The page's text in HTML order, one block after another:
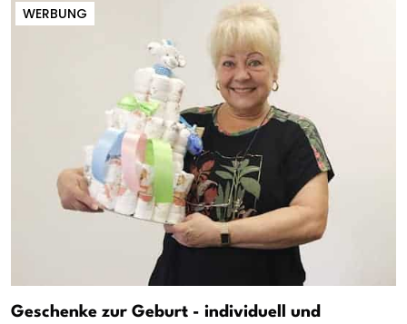
WERBUNG
Geschenke zur Geburt - individuell und